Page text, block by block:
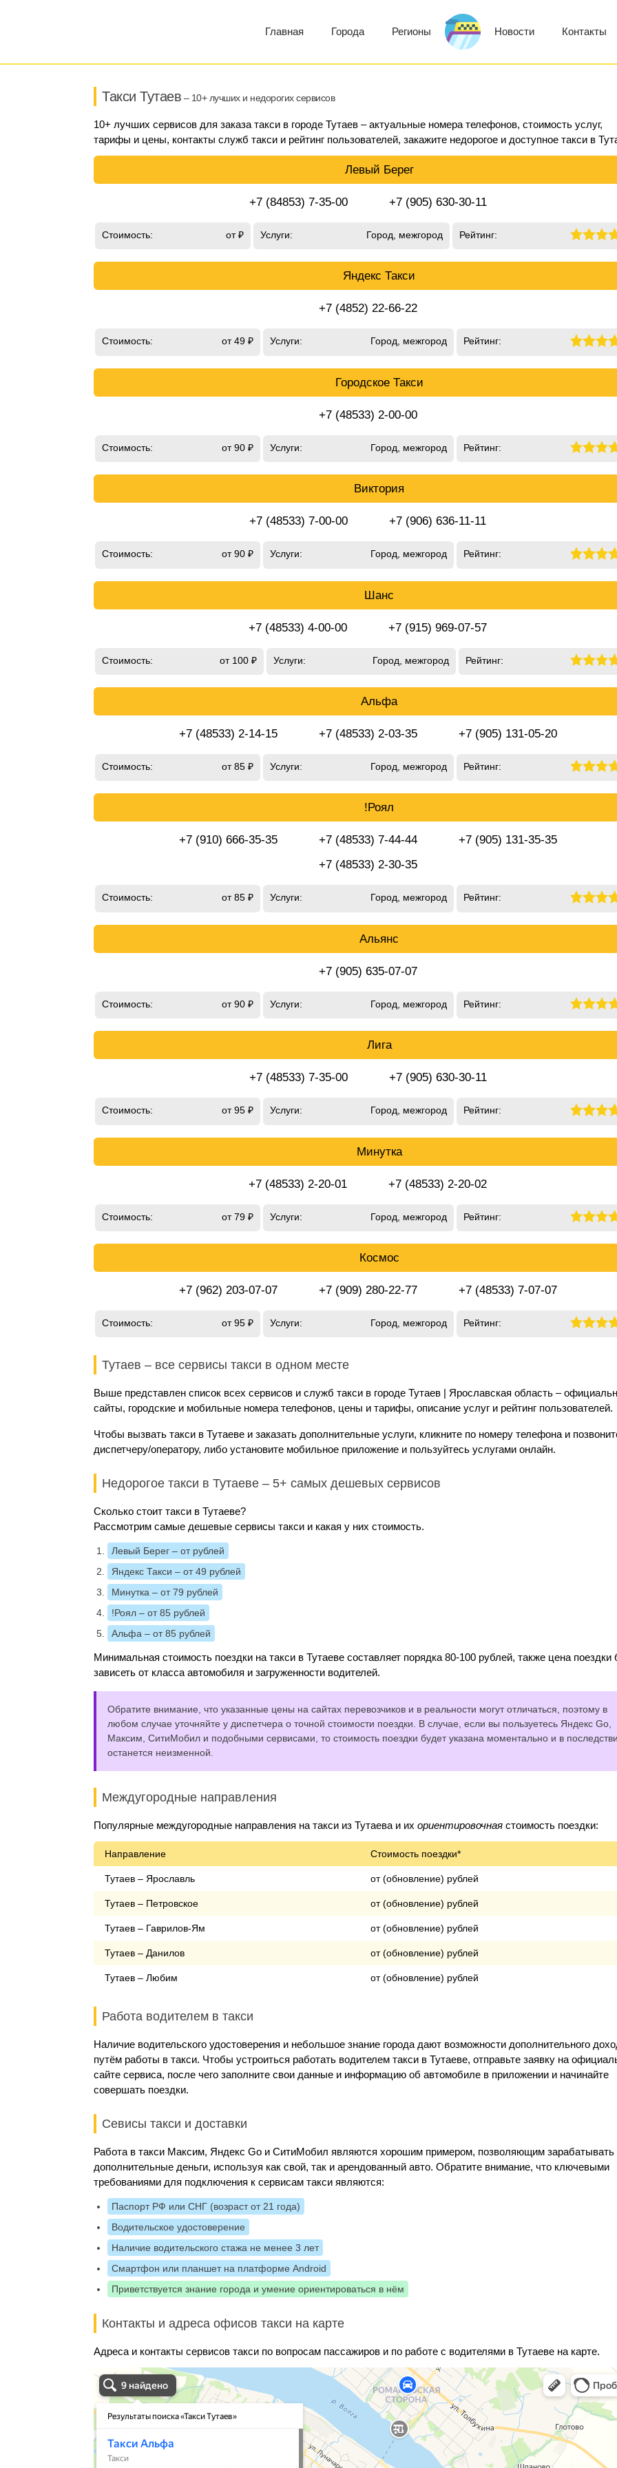
Главная Города Регионы Новости Контакты
Такси Тутаев – 10+ лучших и недорогих сервисов
10+ лучших сервисов для заказа такси в городе Тутаев – актуальные номера телефонов, стоимость услуг,
тарифы и цены, контакты служб такси и рейтинг пользователей, закажите недорогое и доступное такси в
Левый Берег
+7 (84853) 7-35-00 +7 (905) 630-30-11
Стоимость: от ₽ Услуги: Город, межгород Рейтинг:
Яндекс Такси
+7 (4852) 22-66-22
Стоимость: от 49 ₽ Услуги: Город, межгород Рейтинг:
Городское Такси
+7 (48533) 2-00-00
Стоимость: от 90 ₽ Услуги: Город, межгород Рейтинг:
Виктория
+7 (48533) 7-00-00 +7 (906) 636-11-11
Стоимость: от 90 ₽ Услуги: Город, межгород Рейтинг:
Шанс
+7 (48533) 4-00-00 +7 (915) 969-07-57
Стоимость: от 100 ₽ Услуги: Город, межгород Рейтинг:
Альфа
+7 (48533) 2-14-15 +7 (48533) 2-03-35 +7 (905) 131-05-20
Стоимость: от 85 ₽ Услуги: Город, межгород Рейтинг:
!Роял
+7 (910) 666-35-35 +7 (48533) 7-44-44
+7 (905) 131-35-35
+7 (48533) 2-30-35
Стоимость: от 85 ₽ Услуги: Город, межгород Рейтинг:
Альянс
+7 (905) 635-07-07
Стоимость: от 90 ₽ Услуги: Город, межгород Рейтинг:
Лига
+7 (48533) 7-35-00 +7 (905) 630-30-11
Стоимость: от 95 ₽ Услуги: Город, межгород Рейтинг:
Минутка
+7 (48533) 2-20-01 +7 (48533) 2-20-02
Стоимость: от 79 ₽ Услуги: Город, межгород Рейтинг:
Космос
+7 (962) 203-07-07 +7 (909) 280-22-77 +7 (48533) 7-07-07
Стоимость: от 95 ₽ Услуги: Город, межгород Рейтинг:
Тутаев – все сервисы такси в одном месте
Выше представлен список всех сервисов и служб такси в городе Тутаев | Ярославская область –
сайты, городские и мобильные номера телефонов, цены и тарифы, описание услуг и рейтинг пользователей.
Чтобы вызвать такси в Тутаеве и заказать дополнительные услуги, кликните по номеру телефона и
диспетчеру/оператору, либо установите мобильное приложение и пользуйтесь услугами онлайн.
Недорогое такси в Тутаеве – 5+ самых дешевых сервисов
Сколько стоит такси в Тутаеве?
Рассмотрим самые дешевые сервисы такси и какая у них стоимость.
Левый Берег – от рублей
Яндекс Такси – от 49 рублей
Минутка – от 79 рублей
!Роял – от 85 рублей
Альфа – от 85 рублей
Минимальная стоимость поездки на такси в Тутаеве составляет порядка 80-100 рублей, также цена поездки
зависеть от класса автомобиля и загруженности водителей.
Обратите внимание, что указанные цены на сайтах перевозчиков и в реальности могут отличаться, поэтому в
любом случае уточняйте у диспетчера о точной стоимости поездки. В случае, если вы пользуетесь Яндекс Go,
Максим, СитиМобил и подобными сервисами, то стоимость поездки будет указана моментально и в
останется неизменной.
Междугородные направления
Популярные междугородные направления на такси из Тутаева и их ориентировочная стоимость поездки:
Направление Стоимость поездки*
Тутаев – Ярославль от (обновление) рублей
Тутаев – Петровское от (обновление) рублей
Тутаев – Гаврилов-Ям от (обновление) рублей
Тутаев – Данилов от (обновление) рублей
Тутаев – Любим от (обновление) рублей
Работа водителем в такси
Наличие водительского удостоверения и небольшое знание города дают возможности дополнительного
путём работы в такси. Чтобы устроиться работать водителем такси в Тутаеве, отправьте заявку на
сайте сервиса, после чего заполните свои данные и информацию об автомобиле в приложении и начинайте
совершать поездки.
Севисы такси и доставки
Работа в такси Максим, Яндекс Go и СитиМобил являются хорошим примером, позволяющим зарабатывать
дополнительные деньги, используя как свой, так и арендованный авто. Обратите внимание, что ключевыми
требованиями для подключения к сервисам такси являются:
Паспорт РФ или СНГ (возраст от 21 года)
Водительское удостоверение
Наличие водительского стажа не менее 3 лет
Смартфон или планшет на платформе Android
Приветствуется знание города и умение ориентироваться в нём
Контакты и адреса офисов такси на карте
Адреса и контакты сервисов такси по вопросам пассажиров и по работе с водителями в Тутаеве на карте.